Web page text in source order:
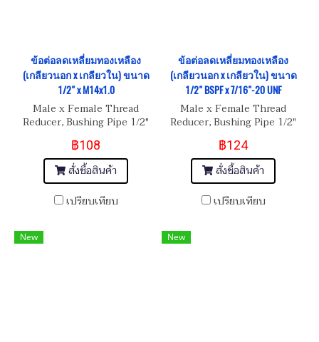
ข้อต่อลดเหลี่ยมทองเหลือง
(เกลียวนอก x เกลียวใน) ขนาด
1/2" x M14x1.0
Male x Female Thread
Reducer, Bushing Pipe 1/2"
฿108
สั่งซื้อสินค้า
เปรียบเทียบ
ข้อต่อลดเหลี่ยมทองเหลือง
(เกลียวนอก x เกลียวใน) ขนาด
1/2" BSPF x 7/16"-20 UNF
Male x Female Thread
Reducer, Bushing Pipe 1/2"
฿124
สั่งซื้อสินค้า
เปรียบเทียบ
New New